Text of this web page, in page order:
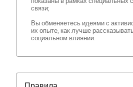
связи;
Вы обменяетесь идеями с
их опыте, как лучше
социальном влиянии.